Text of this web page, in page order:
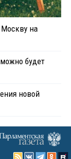
Москву на
будет
новой